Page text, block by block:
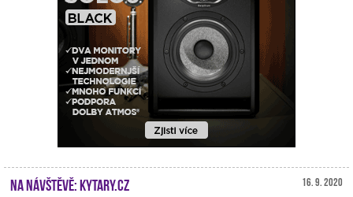
16. 9. 2020
Na návštěvě: Kytary.cz